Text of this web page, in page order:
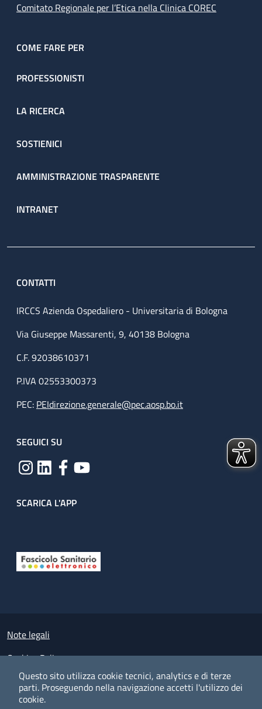
Questo sito utilizza cookie tecnici, analytics e di terze
parti. Proseguendo nella navigazione accetti l'utilizzo dei
cookie.
Comitato Regionale per l’Etica nella Clinica COREC
COME FARE PER
PROFESSIONISTI
LA RICERCA
SOSTIENICI
AMMINISTRAZIONE TRASPARENTE
INTRANET
CONTATTI
IRCCS Azienda Ospedaliero - Universitaria di Bologna
Via Giuseppe Massarenti, 9, 40138 Bologna
C.F. 92038610371
P.IVA 02553300373
PEC: PEIdirezione.generale@pec.aosp.bo.it
SEGUICI SU
SCARICA L'APP
Small prints
Note legali
Cookies Policy
Policy privacy e protezione del dato personale
Albo pretorio on-line